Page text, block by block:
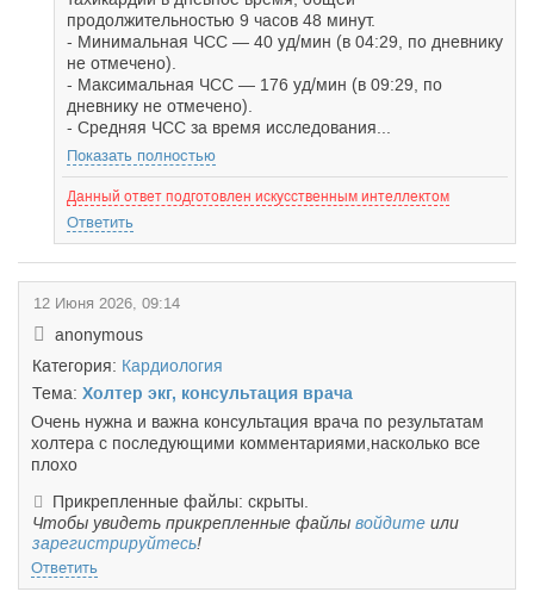
продолжительностью 9 часов 48 минут.
- Минимальная ЧСС — 40 уд/мин (в 04:29, по дневнику
не отмечено).
- Максимальная ЧСС — 176 уд/мин (в 09:29, по
дневнику не отмечено).
- Средняя ЧСС за время исследования...
Показать полностью
Данный ответ подготовлен искусственным интеллектом
Ответить
12 Июня 2026, 09:14
anonymous
Категория: Кардиология
Тема: Холтер экг, консультация врача
Очень нужна и важна консультация врача по результатам
холтера с последующими комментариями,насколько все
плохо
Прикрепленные файлы: скрыты.
Чтобы увидеть прикрепленные файлы войдите или
зарегистрируйтесь!
Ответить